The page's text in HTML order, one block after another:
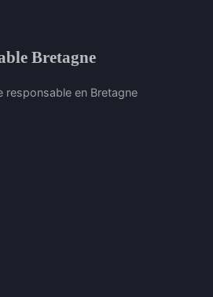
Bretagne
responsable en Bretagne